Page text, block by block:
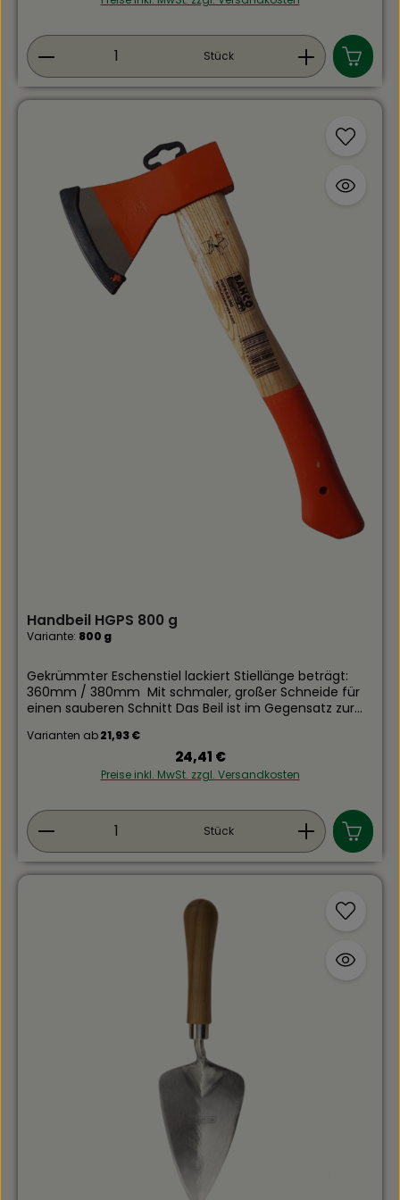
Produkt Anzahl: Gib den gewünschten Wert
Stück
Handbeil HGPS 800 g
Variante: 800 g
Gekrümmter Eschenstiel lackiert Stiellänge beträgt:
360mm / 380mm Mit schmaler, großer Schneide für
einen sauberen Schnitt Das Beil ist im Gegensatz zur
werden
Varianten ab21,93 €
Regulärer Preis:
24,41 €
Preise inkl. MwSt. zzgl. Versandkosten
Produkt Anzahl: Gib den gewünschten Wert
Stück